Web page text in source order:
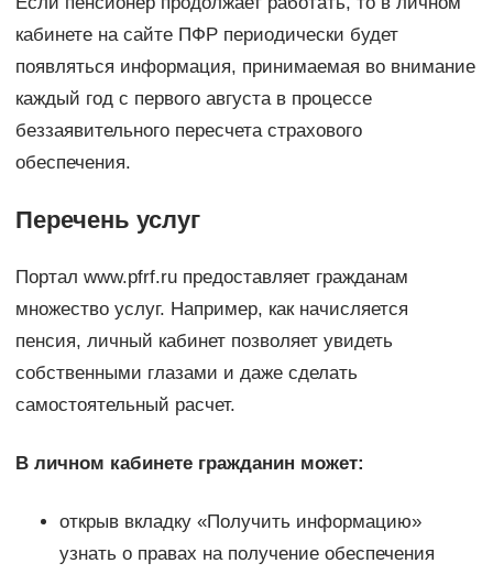
кабинете на сайте ПФР периодически будет
появляться информация, принимаемая во внимание
каждый год с первого августа в процессе
беззаявительного пересчета страхового
обеспечения.
Перечень услуг
Портал www.pfrf.ru предоставляет гражданам
множество услуг. Например, как начисляется
пенсия, личный кабинет позволяет увидеть
собственными глазами и даже сделать
самостоятельный расчет.
В личном кабинете гражданин может:
открыв вкладку «Получить информацию»
узнать о правах на получение обеспечения